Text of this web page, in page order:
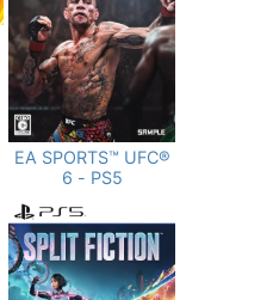
EA SPORTS™ UFC®
6 - PS5